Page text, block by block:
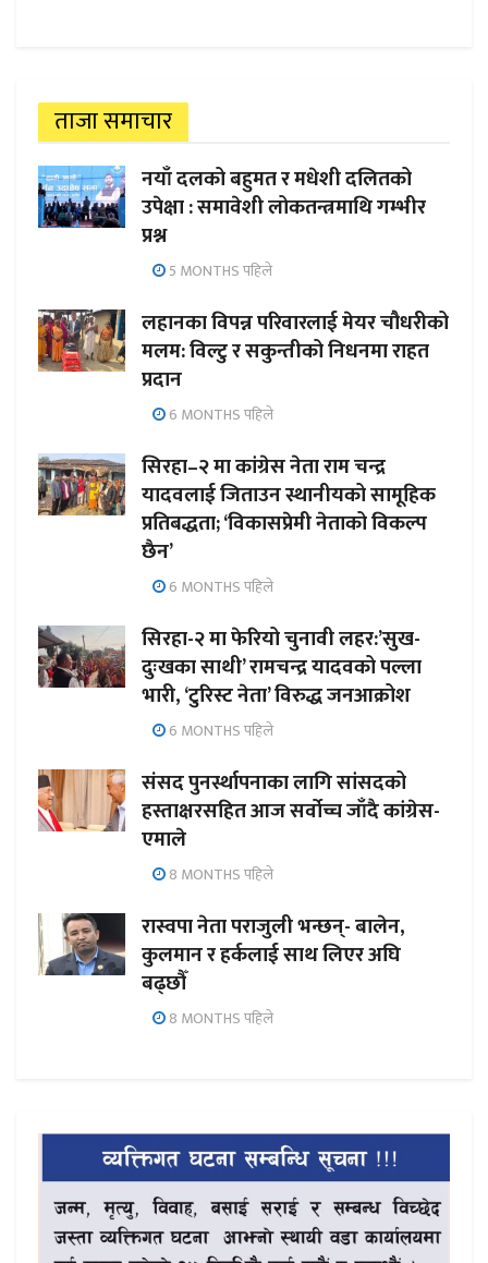
ताजा समाचार
नयाँ दलको बहुमत र मधेशी दलितको
उपेक्षा : समावेशी लोकतन्त्रमाथि गम्भीर
प्रश्न
5 MONTHS पहिले
लहानका विपन्न परिवारलाई मेयर चौधरीको
मलम: विल्टु र सकुन्तीको निधनमा राहत
प्रदान
6 MONTHS पहिले
सिरहा–२ मा कांग्रेस नेता राम चन्द्र
यादवलाई जिताउन स्थानीयको सामूहिक
प्रतिबद्धता; ‘विकासप्रेमी नेताको विकल्प
छैन’
6 MONTHS पहिले
सिरहा-२ मा फेरियो चुनावी लहर:’सुख-
दुःखका साथी’ रामचन्द्र यादवको पल्ला
भारी, ‘टुरिस्ट नेता’ विरुद्ध जनआक्रोश
6 MONTHS पहिले
संसद पुनर्स्थापनाका लागि सांसदको
हस्ताक्षरसहित आज सर्वोच्च जाँदै कांग्रेस-
एमाले
8 MONTHS पहिले
रास्वपा नेता पराजुली भन्छन्- बालेन,
कुलमान र हर्कलाई साथ लिएर अघि
बढ्छौँ
8 MONTHS पहिले